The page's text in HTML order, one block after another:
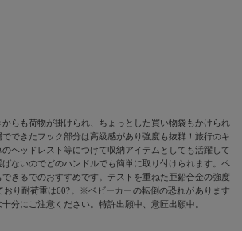
らも荷物が掛けられ、ちょっとした買い物袋もかけられ
できたフック部分は高級感があり強度も抜群！旅行のキ
ヘッドレスト等につけて収納アイテムとしても活躍して
ばないのでどのハンドルでも簡単に取り付けられます。ペ
きるでのおすすめです。テストを重ねた亜鉛合金の強度
おり耐荷重は60?。※ベビーカーの転倒の恐れがあります
分にご注意ください。特許出願中、意匠出願中。